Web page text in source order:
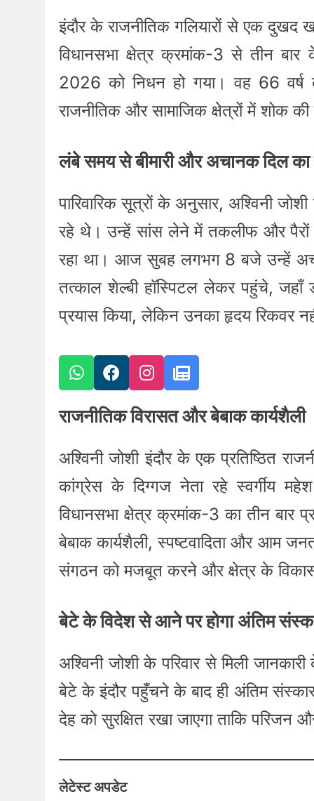
इंदौर के राजनीतिक गलियारों से एक दुखद
विधानसभा क्षेत्र क्रमांक-3 से तीन बार
2026 को निधन हो गया। वह 66
राजनीतिक और सामाजिक क्षेत्रों में शोक
लंबे समय से बीमारी और अचानक दिल का
पारिवारिक सूत्रों के अनुसार, अश्विनी
रहे थे। उन्हें सांस लेने में तकलीफ और पैरों
रहा था। आज सुबह लगभग 8 बजे उन्हें
तत्काल शेल्बी हॉस्पिटल लेकर पहुंचे,
प्रयास किया, लेकिन उनका हृदय रिकवर
राजनीतिक विरासत और बेबाक कार्यशैली
अश्विनी जोशी इंदौर के एक प्रतिष्ठित
कांग्रेस के दिग्गज नेता रहे स्वर्गीय
विधानसभा क्षेत्र क्रमांक-3 का तीन बार
बेबाक कार्यशैली, स्पष्टवादिता और आम
संगठन को मजबूत करने और क्षेत्र के विकास
बेटे के विदेश से आने पर होगा अंतिम
अश्विनी जोशी के परिवार से मिली
बेटे के इंदौर पहुँचने के बाद ही अंतिम
देह को सुरक्षित रखा जाएगा ताकि
लेटेस्ट अपडेट